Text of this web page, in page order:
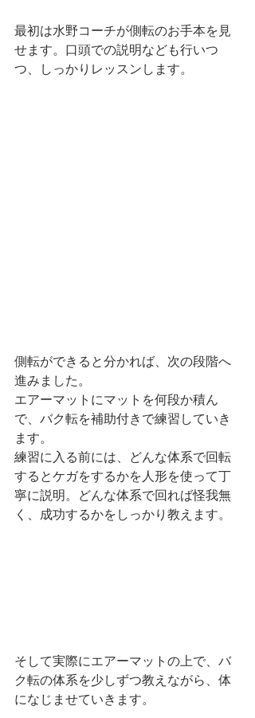
最初は水野コーチが側転のお手本を見
せます。口頭での説明なども行いつ
つ、しっかりレッスンします。
側転ができると分かれば、次の段階へ
進みました。
エアーマットにマットを何段か積ん
で、バク転を補助付きで練習していき
ます。
練習に入る前には、どんな体系で回転
するとケガをするかを人形を使って丁
寧に説明。どんな体系で回れば怪我無
く、成功するかをしっかり教えます。
そして実際にエアーマットの上で、バ
ク転の体系を少しずつ教えながら、体
になじませていきます。